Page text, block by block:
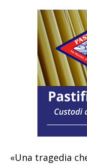
«Una tragedia